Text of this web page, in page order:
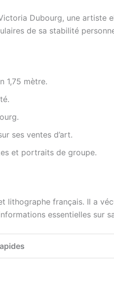
Dubourg, une artiste
de sa stabilité
1,75 mètre.
ses ventes d’art.
et portraits de groupe.
lithographe français. Il a
essentielles sur